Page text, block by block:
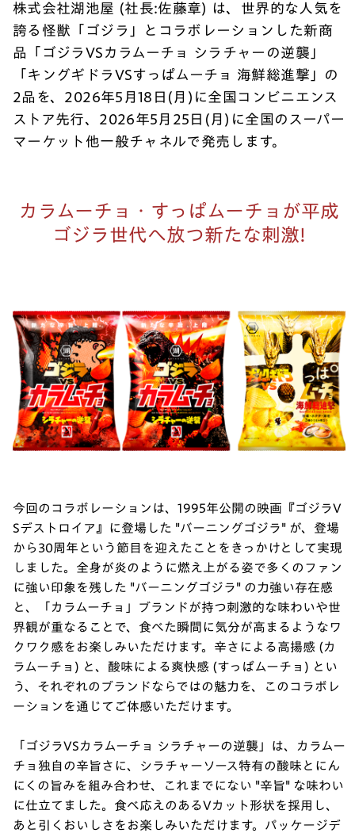
株式会社湖池屋 (社長:佐藤章) は、世界的な人気を
誇る怪獣「ゴジラ」とコラボレーションした新商
品「ゴジラVSカラムーチョ シラチャーの逆襲」
「キングギドラVSすっぱムーチョ 海鮮総進撃」の
2品を、2026年5月18日(月)に全国コンビニエンス
ストア先行、2026年5月25日(月)に全国のスーパー
マーケット他一般チャネルで発売します。
カラムーチョ・すっぱムーチョが平成
ゴジラ世代へ放つ新たな刺激!
今回のコラボレーションは、1995年公開の映画『ゴジラV
Sデストロイア』に登場した "バーニングゴジラ" が、登場
から30周年という節目を迎えたことをきっかけとして実現
しました。全身が炎のように燃え上がる姿で多くのファン
に強い印象を残した "バーニングゴジラ" の力強い存在感
と、「カラムーチョ」ブランドが持つ刺激的な味わいや世
界観が重なることで、食べた瞬間に気分が高まるようなワ
クワク感をお楽しみいただけます。辛さによる高揚感 (カ
ラムーチョ) と、酸味による爽快感 (すっぱムーチョ) とい
う、それぞれのブランドならではの魅力を、このコラボレ
ーションを通じてご体感いただけます。
「ゴジラVSカラムーチョ シラチャーの逆襲」は、カラムー
チョ独自の辛旨さに、シラチャーソース特有の酸味とにん
にくの旨みを組み合わせ、これまでにない "辛旨" な味わい
に仕立てました。食べ応えのあるVカット形状を採用し、
あと引くおいしさをお楽しみいただけます。パッケージデ